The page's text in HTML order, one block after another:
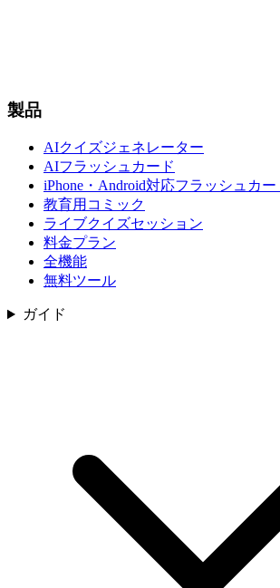
製品
AIクイズジェネレーター
AIフラッシュカード
iPhone・Android対応フラッシュカー
教育用コミック
ライブクイズセッション
料金プラン
全機能
無料ツール
ガイド